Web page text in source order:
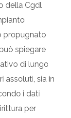
della Cgdl
propugnato
spiegare
di lungo
assoluti, sia in
i dati
per